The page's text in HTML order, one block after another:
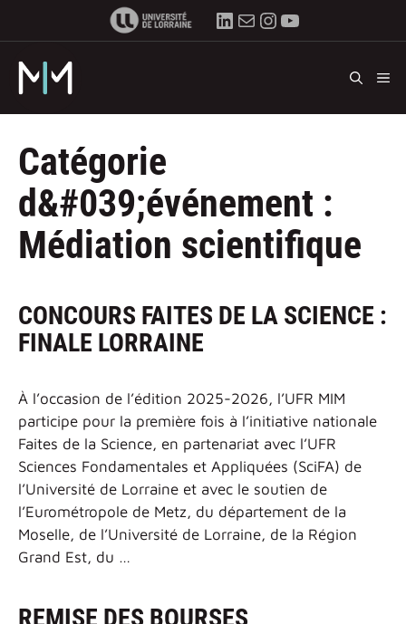
LinkedIn
E-mailInstagram
YouTube
Catégorie
d&#039;événement :
Médiation scientifique
CONCOURS FAITES DE LA SCIENCE :
FINALE LORRAINE
À l’occasion de l’édition 2025-2026, l’UFR MIM
participe pour la première fois à l’initiative nationale
Faites de la Science, en partenariat avec l’UFR
Sciences Fondamentales et Appliquées (SciFA) de
l’Université de Lorraine et avec le soutien de
l’Eurométropole de Metz, du département de la
Moselle, de l’Université de Lorraine, de la Région
Grand Est, du …